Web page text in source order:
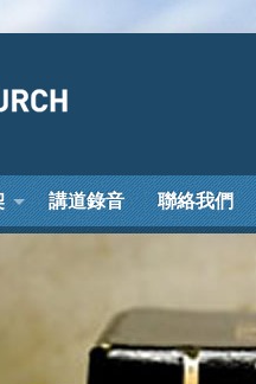
講道錄音 聯絡我們